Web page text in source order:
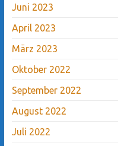
Juni 2023
April 2023
März 2023
Oktober 2022
September 2022
August 2022
Juli 2022